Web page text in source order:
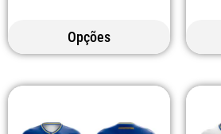
Opções